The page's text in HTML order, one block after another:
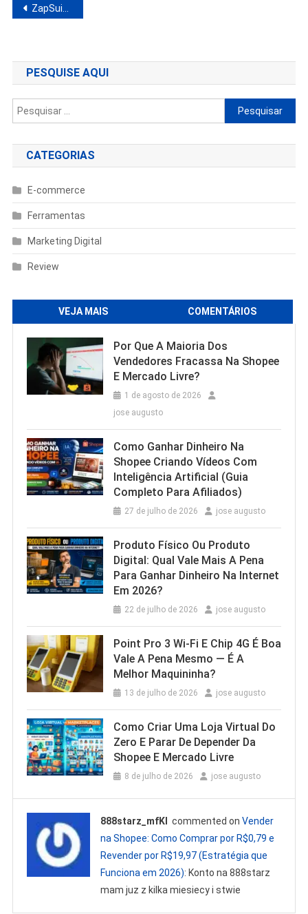
Navegação
Post
ZapSuite Funciona Vale A Pena? Análise Completa e Detalhada
PESQUISE AQUI
Pesquisar
por:
CATEGORIAS
E-commerce
Ferramentas
Marketing Digital
Review
VEJA MAIS COMENTÁRIOS
Por Que A Maioria Dos
Vendedores Fracassa Na Shopee
E Mercado Livre?
1 de agosto de 2026
jose augusto
Como Ganhar Dinheiro Na
Shopee Criando Vídeos Com
Inteligência Artificial (Guia
Completo Para Afiliados)
27 de julho de 2026 jose augusto
Produto Físico Ou Produto
Digital: Qual Vale Mais A Pena
Para Ganhar Dinheiro Na Internet
Em 2026?
22 de julho de 2026 jose augusto
Point Pro 3 Wi‑Fi E Chip 4G É Boa
Vale A Pena Mesmo — É A
Melhor Maquininha?
13 de julho de 2026 jose augusto
Como Criar Uma Loja Virtual Do
Zero E Parar De Depender Da
Shopee E Mercado Livre
8 de julho de 2026 jose augusto
888starz_mfKl commented onVender
na Shopee: Como Comprar por R$0,79 e
Revender por R$19,97 (Estratégia que
Funciona em 2026): Konto na 888starz
mam juz z kilka miesiecy i stwie